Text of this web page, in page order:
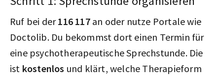
Ruf bei der116 117an oder nutze Portale wie
Doctolib. Du bekommst dort einen Termin für
eine psychotherapeutische Sprechstunde. Die
ist kostenlos und klärt, welche Therapieform